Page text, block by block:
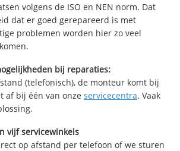
volgens de ISO en NEN norm. Dat
dat er goed gerepareerd is met
problemen worden hier zo veel
bij reparaties:
(telefonisch), de monteur komt bij
af bij één van onzeservicecentra. Vaak
vijf servicewinkels
op afstand per telefoon of we sturen